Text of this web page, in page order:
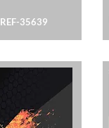
REF-35639